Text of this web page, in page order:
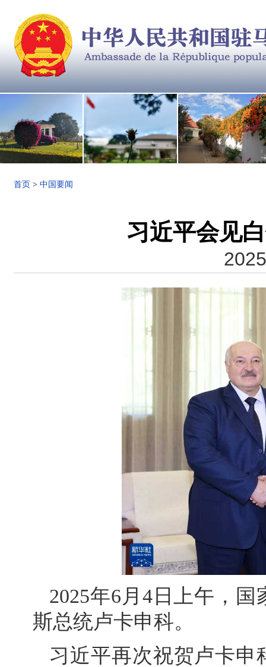
首页 > 中国要闻
习近平会见
2025年6月4日上午，
斯总统卢卡申科。
习近平再次祝贺卢卡